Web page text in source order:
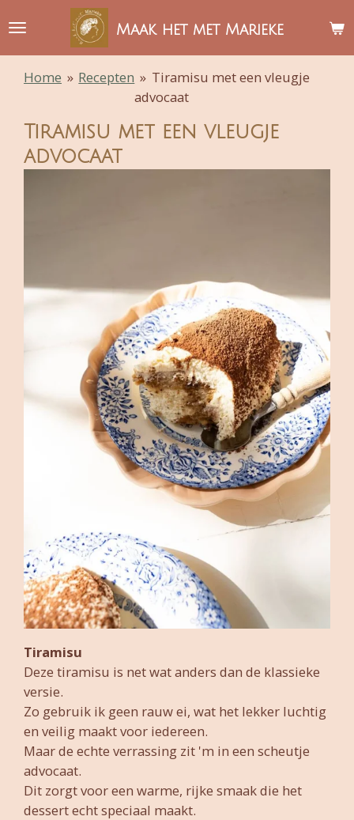
direct
naar
Maak het met Marieke
Home » Recepten » Tiramisu met een vleugje
advocaat
Tiramisu met een vleugje
advocaat
Tiramisu
Deze tiramisu is net wat anders dan de klassieke
versie.
Zo gebruik ik geen rauw ei, wat het lekker luchtig
en veilig maakt voor iedereen.
Maar de echte verrassing zit 'm in een scheutje
advocaat.
Dit zorgt voor een warme, rijke smaak die het
dessert echt speciaal maakt.